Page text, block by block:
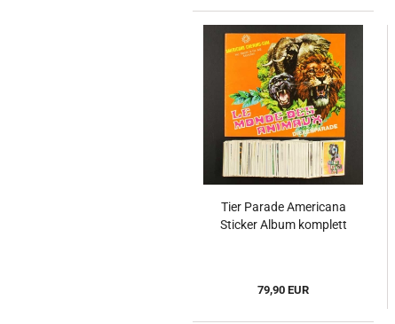
Tier Parade Americana
Sticker Album komplett
79,90 EUR